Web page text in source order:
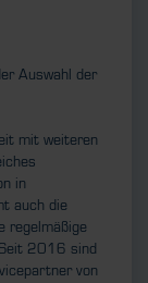
Auswahl der
mit weiteren
in
auch die
regelmäßige
2016 sind
von